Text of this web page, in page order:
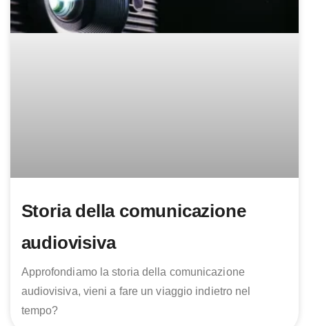
Storia della comunicazione
audiovisiva
Approfondiamo la storia della comunicazione
audiovisiva, vieni a fare un viaggio indietro nel
tempo?